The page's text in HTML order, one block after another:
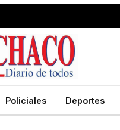
Policiales Deportes